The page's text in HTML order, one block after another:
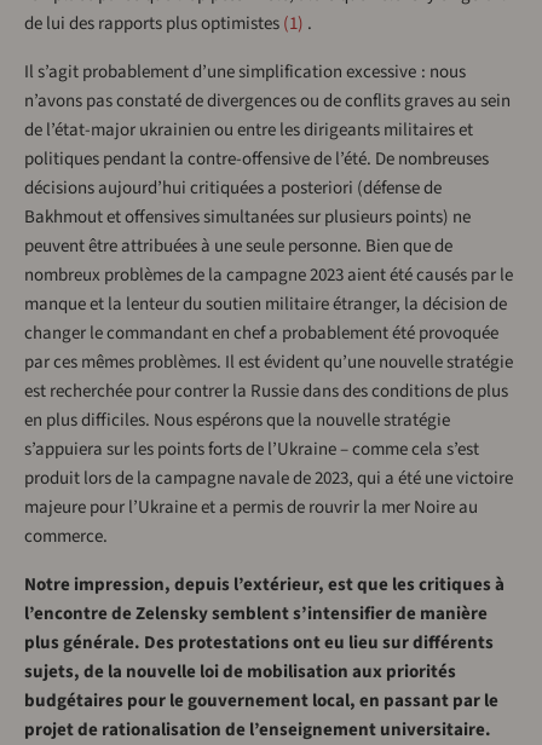
de lui des rapports plus optimistes 1 .
Il s’agit probablement d’une simplification excessive : nous
n’avons pas constaté de divergences ou de conflits graves au sein
de l’état-major ukrainien ou entre les dirigeants militaires et
politiques pendant la contre-offensive de l’été. De nombreuses
décisions aujourd’hui critiquées a posteriori (défense de
Bakhmout et offensives simultanées sur plusieurs points) ne
peuvent être attribuées à une seule personne. Bien que de
nombreux problèmes de la campagne 2023 aient été causés par le
manque et la lenteur du soutien militaire étranger, la décision de
changer le commandant en chef a probablement été provoquée
par ces mêmes problèmes. Il est évident qu’une nouvelle stratégie
est recherchée pour contrer la Russie dans des conditions de plus
en plus difficiles. Nous espérons que la nouvelle stratégie
s’appuiera sur les points forts de l’Ukraine – comme cela s’est
produit lors de la campagne navale de 2023, qui a été une victoire
majeure pour l’Ukraine et a permis de rouvrir la mer Noire au
commerce.
Notre impression, depuis l’extérieur, est que les critiques à
l’encontre de Zelensky semblent s’intensifier de manière
plus générale. Des protestations ont eu lieu sur différents
sujets, de la nouvelle loi de mobilisation aux priorités
budgétaires pour le gouvernement local, en passant par le
projet de rationalisation de l’enseignement universitaire.